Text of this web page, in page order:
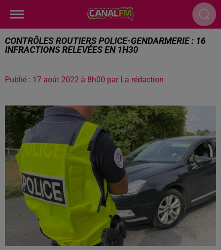
CONTRÔLES ROUTIERS POLICE-GENDARMERIE : 16
INFRACTIONS RELEVÉES EN 1H30
Publié : 17 août 2022 à 8h00 par La rédaction